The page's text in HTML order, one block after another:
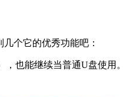
个它的优秀功能吧：
也能继续当普通U盘使用。